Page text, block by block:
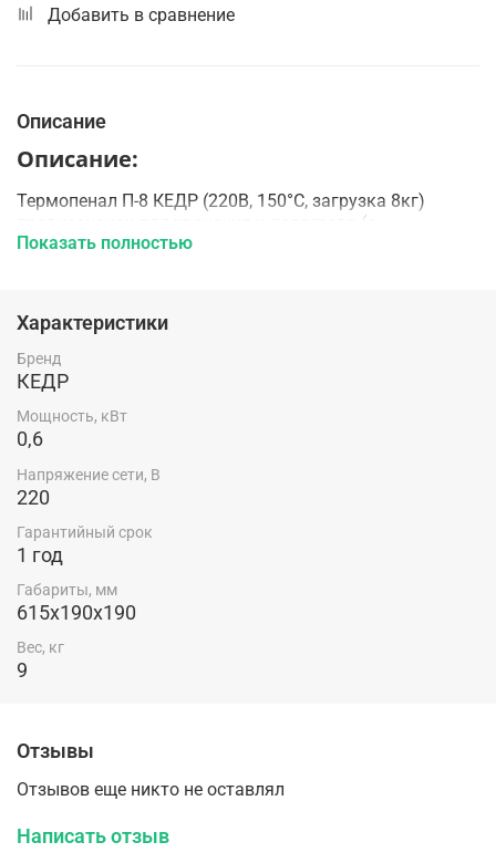
Добавить в сравнение
Описание
Описание:
Термопенал П-8 КЕДР (220В, 150°C, загрузка 8кг)
предназначен для хранения и подогрева (с
автоматическим поддержанием температуры)
сварщика.
Россия — родина бренда.
Особенности:
Комплектация:
Комплект крепежа ручки (винт, шайба) — 1 шт.
Руководство по эксплуатации — 1 шт.
Показать полностью
Характеристики
Бренд
КЕДР
Мощность, кВт
0,6
Напряжение сети, В
220
Гарантийный срок
1 год
Габариты, мм
615х190х190
Вес, кг
9
Отзывы
Отзывов еще никто не оставлял
Написать отзыв